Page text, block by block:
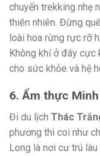
chuyến trekking nhẹ
thiên nhiên. Đừng
loài hoa rừng rực rỡ
Không khí ở đây cực
cho sức khỏe và hệ
6. Ẩm thực
Đi du lịch Thác
phương thì coi như
Long là nơi cư trú